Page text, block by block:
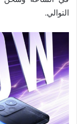
التوالي.